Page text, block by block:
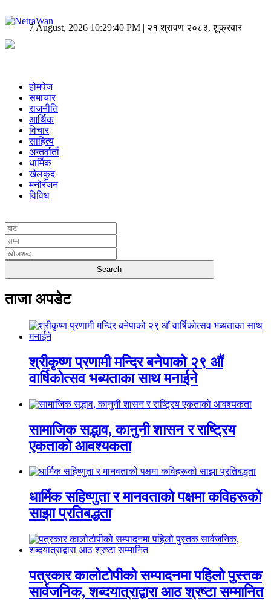
7 August, 2026 10:29:40 PM | २१ श्रावण २०८३, शुक्रबार
होमपेज
समाचार
राजनीति
आर्थिक
विचार
साहित्य
अन्तर्वार्ता
धार्मिक
खेलकुद
मनोरंजन
विविध
ताजा अपडेट
श्रीकृष्ण प्रणामी मन्दिर बनेपाको २९ औं
वार्षिकोत्सव भब्यताका साथ मनाईने
सामाजिक सद्भाव, कानुनी शासन र राष्ट्रिय
एकताको आवश्यकता
धार्मिक सहिष्णुता र मानवताको पक्षमा कविहरूको
साझा प्रतिबद्धता
पत्रकार कालोटोपीको सम्पादनमा पहिलो पुस्तक
सार्वजनिक, शब्दयात्राद्वारा आठ श्रष्टा सम्मानित